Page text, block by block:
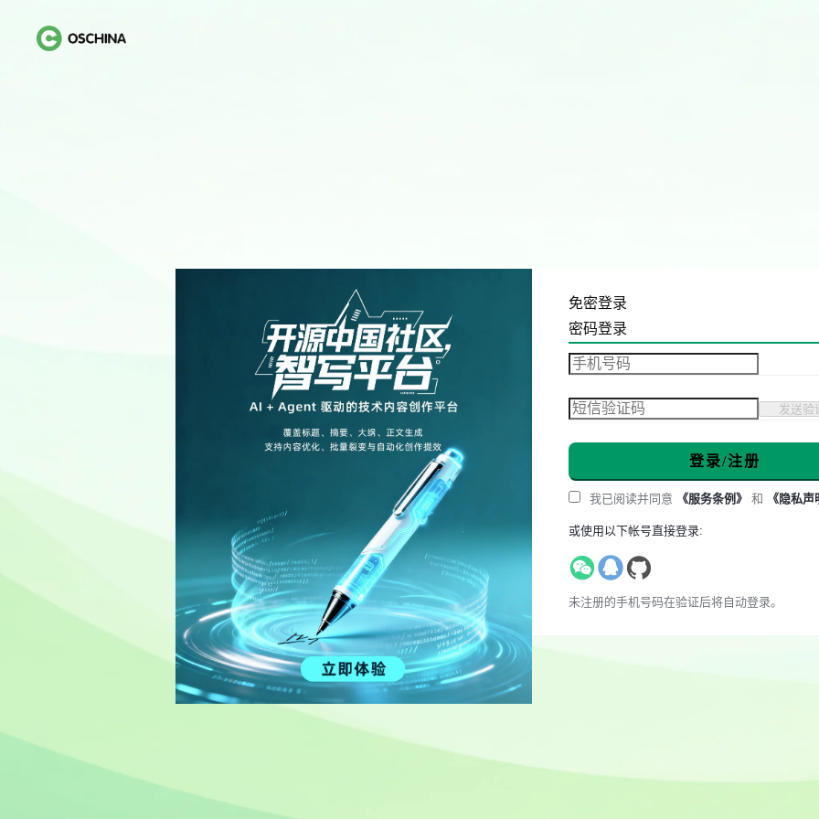
免密登录
密码登录
发送验
登录/注册
我已阅读并同意 《服务条例》 和 《隐私声
或使用以下帐号直接登录:
未注册的手机号码在验证后将自动登录。